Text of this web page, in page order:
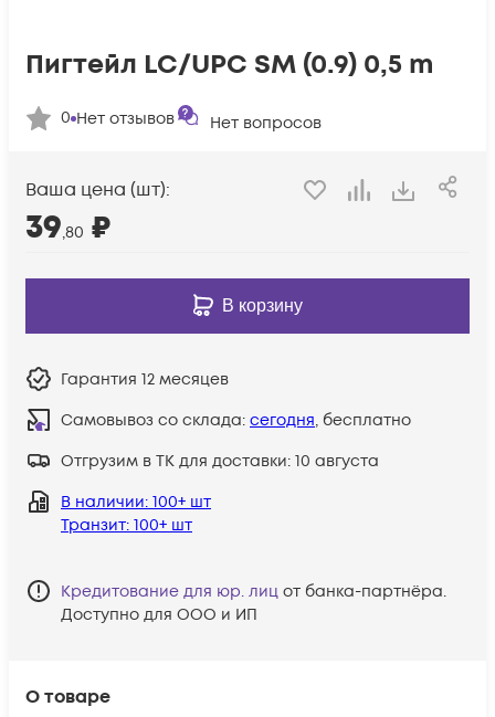
О товаре
Пигтейл LC/UPC SM (0.9) 0,5 m
0 Нет отзывов Нет вопросов
Ваша цена (шт):
39,80 ₽
В корзину
Гарантия 12 месяцев
Самовывоз со склада: сегодня, бесплатно
Отгрузим в ТК для доставки: 10 августа
В наличии: 100+ шт
Транзит: 100+ шт
Кредитование для юр. лиц от банка-партнёра.
Доступно для ООО и ИП